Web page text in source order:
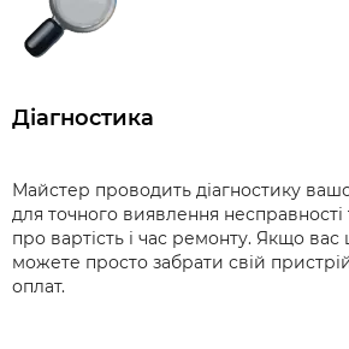
Діагностика
Майстер проводить діагностику
для точного виявлення несправності
про вартість і час ремонту. Якщо
можете просто забрати свій
оплат.